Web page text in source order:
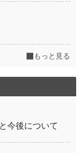
もっと見る
今後について